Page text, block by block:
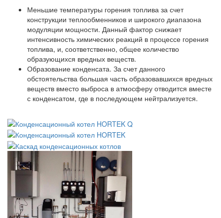
Меньшие температуры горения топлива за счет
конструкции теплообменников и широкого диапазона
модуляции мощности. Данный фактор снижает
интенсивность химических реакций в процессе горения
топлива, и, соответственно, общее количество
образующихся вредных веществ.
Образование конденсата. За счет данного
обстоятельства большая часть образовавшихся вредных
веществ вместо выброса в атмосферу отводится вместе
с конденсатом, где в последующем нейтрализуется.